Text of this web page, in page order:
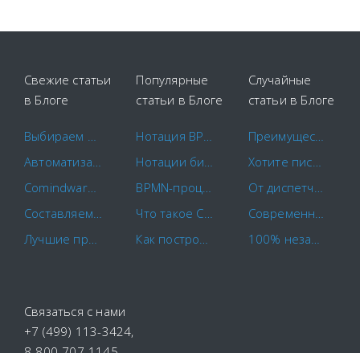
Свежие статьи
в Блоге
Comindware и САПРАН начинают совместное внедрение российских CX-решений
Популярные
статьи в Блоге
Случайные
статьи в Блоге
Связаться с нами
+7 (499) 113-3424,